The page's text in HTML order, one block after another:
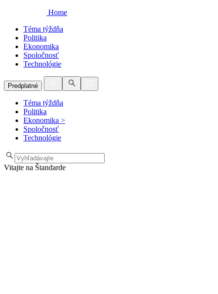
Home
Téma týždňa
Politika
Ekonomika
Spoločnosť
Technológie
Predplatné
Téma týždňa
Politika
Ekonomika >
Spoločnosť
Technológie
Vitajte na Štandarde